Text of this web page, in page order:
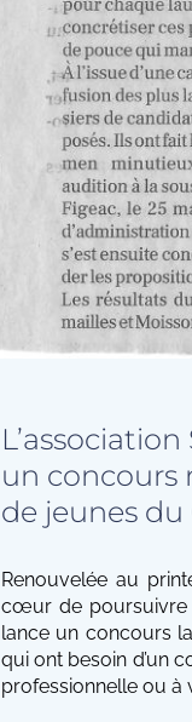
un concours
de jeunes du
Renouvelée au
cœur de poursuivre
lance un concours
qui ont besoin d’un
professionnelle ou à